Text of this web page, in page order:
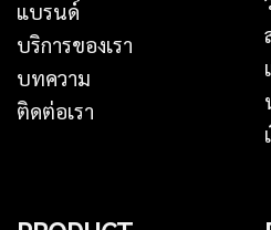
แบรนด์
บริการของเรา
บทความ
ติดต่อเรา